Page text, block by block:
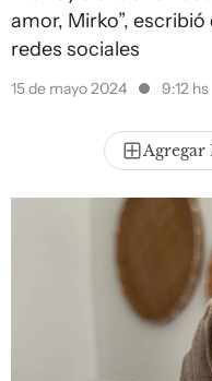
amor, Mirko”,
redes sociales
15 de mayo 2024 9:12 hs
Agregar